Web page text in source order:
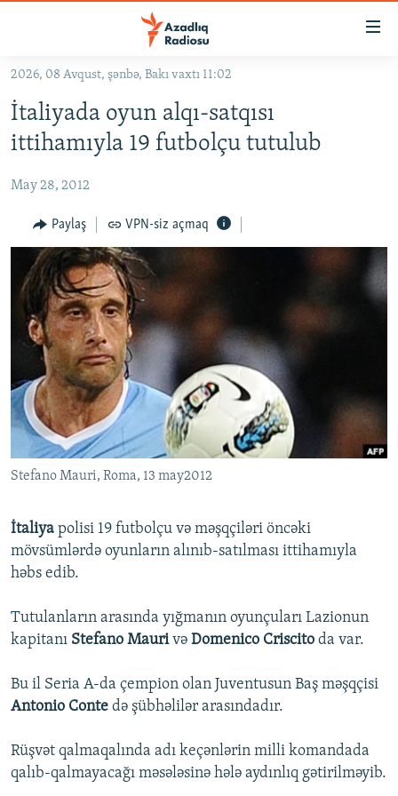
Əsas
qayıt
Əsas
qayıt
#İZAHLA
KORRUPSIOMETR
#ƏSLINDƏ
FƏRQƏ BAX
QANUNI DOĞRU
ARAŞDIRMA
MULTIMEDIA
VIDEO
FOTOQALEREYA
İNFOQRAFIKA
KARIKATURA
RADIO ARXIV
OXU ZALI
AZƏRBAYCAN ƏDƏBIYYATI KITABXANASI
İSLAM VƏ DEMOKRATIYA
İZ - MƏDƏNIYYƏT PROQRAMI
HAQQIMIZDA
MISSIYAMIZ
PEŞƏ ETIKASI VƏ JURNALISTIKA STANDARTLARIMIZ
MATERIALLARIMIZDAN ISTIFADƏ
BIZIMLƏ ƏLAQƏ
XƏBƏR BÜLLETENLƏRIMIZ
BIZI IZLƏ
2026, 08 Avqust, şənbə, Bakı vaxtı 11:02
İtaliyada oyun alqı-satqısı
ittihamıyla 19 futbolçu tutulub
May 28, 2012
Paylaş VPN-siz açmaq
Stefano Mauri, Roma, 13 may2012
İtaliya polisi 19 futbolçu və məşqçiləri öncəki
mövsümlərdə oyunların alınıb-satılması ittihamıyla
həbs edib.
Tutulanların arasında yığmanın oyunçuları Lazionun
kapitanı Stefano Maurivə Domenico Criscito da var.
Bu il Seria A-da çempion olan Juventusun Baş məşqçisi
Antonio Conte də şübhəlilər arasındadır.
Rüşvət qalmaqalında adı keçənlərin milli komandada
qalıb-qalmayacağı məsələsinə hələ aydınlıq gətirilməyib.